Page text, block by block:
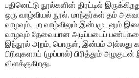
பதினெட்டு நூல்களின் திரட்டில்
ஒரு வாழ்வியல் நூல். மாந்தர்கள் தம்
வாழவும், புற வாழ்விலும் இன்பமுடனும்
வாழவும் தேவையான அடிப்படைப்
இந்நூல் அறம், பொருள், இன்பம் அல்லது
பிரிவுகளாய் (முப்பால்) பிரித்தும்
விளக்குகிறது.